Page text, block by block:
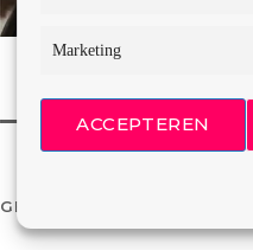
Marketing
ACCEPTEREN
GESCHREVEN DOOR